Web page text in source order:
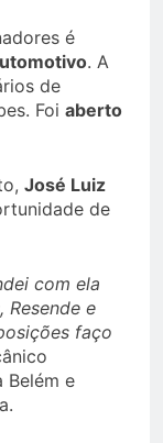
é
. A
de
Foi aberto
José Luiz
de
com ela
Resende e
faço
Belém e